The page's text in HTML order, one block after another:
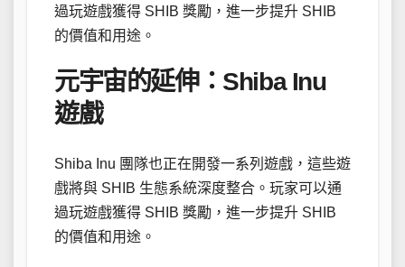
過玩遊戲獲得 SHIB 獎勵，進一步提升 SHIB
的價值和用途。
元宇宙的延伸：Shiba Inu
遊戲
Shiba Inu 團隊也正在開發一系列遊戲，這些遊
戲將與 SHIB 生態系統深度整合。玩家可以通
過玩遊戲獲得 SHIB 獎勵，進一步提升 SHIB
的價值和用途。